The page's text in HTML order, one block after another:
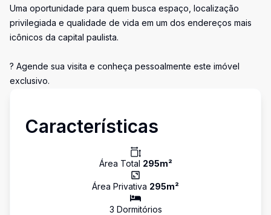
Uma oportunidade para quem busca espaço, localização
privilegiada e qualidade de vida em um dos endereços mais
icônicos da capital paulista.
? Agende sua visita e conheça pessoalmente este imóvel
exclusivo.
Características
Área Total 295m²
Área Privativa 295m²
3 Dormitórios